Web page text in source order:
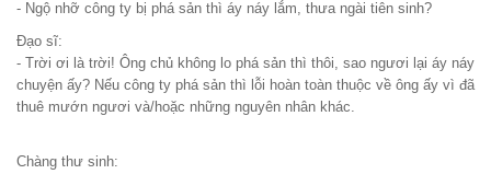
- Ngộ nhỡ công ty bị phá sản thì áy náy lắm, thưa ngài tiên sinh?
Đạo sĩ:
- Trời ơi là trời! Ông chủ không lo phá sản thì thôi, sao ngươi lại áy náy
chuyện ấy? Nếu công ty phá sản thì lỗi hoàn toàn thuộc về ông ấy vì đã
thuê mướn ngươi và/hoặc những nguyên nhân khác.
Chàng thư sinh: